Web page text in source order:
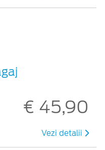
€ 45,90
Vezi detalii